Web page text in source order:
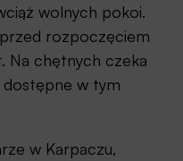
wolnych pokoi.
rozpoczęciem
Na chętnych czeka
dostępne w tym
w Karpaczu,